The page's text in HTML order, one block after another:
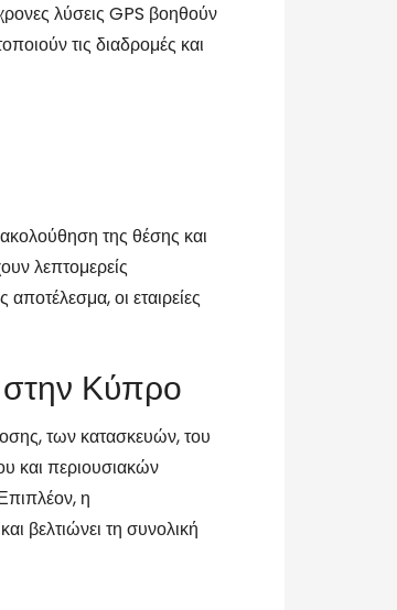
λύσεις GPS βοηθούν
τις διαδρομές και
της θέσης και
λεπτομερείς
οι εταιρείες
στην Κύπρο
των κατασκευών, του
και περιουσιακών
η
βελτιώνει τη συνολική